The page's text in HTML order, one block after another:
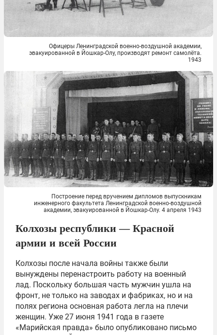
Офицеры Ленинградской военно-воздушной академии,
эвакуированной в Йошкар-Олу, производят ремонт самолёта.
1943
Построение перед вручением дипломов выпускникам
инженерного факультета Ленинградской военно-воздушной
академии, эвакуированной в Йошкар-Олу. 4 апреля 1943
Колхозы республики — Красной
армии и всей России
Колхозы после начала войны также были
вынуждены перенастроить работу на военный
лад. Поскольку большая часть мужчин ушла на
фронт, не только на заводах и фабриках, но и на
полях региона основная работа легла на плечи
женщин. Уже 27 июня 1941 года в газете
«Марийская правда» было опубликовано письмо